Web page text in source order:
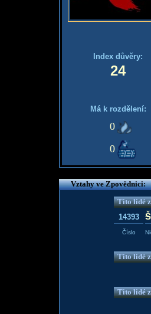
Index důvěry:
24
Má k rozdělení:
0
0
Vztahy ve Zpovědnici:
Tito lidé
14393
Číslo
Tito lidé
Tito lidé